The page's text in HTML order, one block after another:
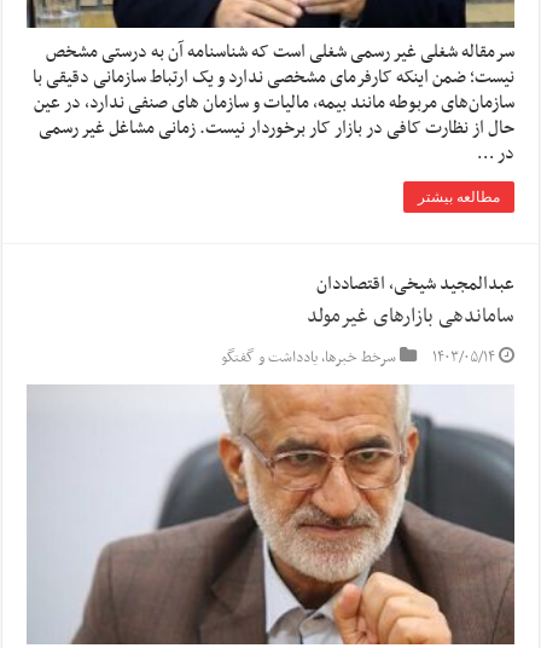
سرمقاله شغلی غیر رسمی شغلی است که شناسنامه آن به درستی مشخص
نیست؛ ضمن اینکه کارفرمای مشخصی ندارد و یک ارتباط سازمانی دقیقی با
سازمان‌های مربوطه مانند بیمه، مالیات و سازمان های صنفی ندارد، در عین
حال از نظارت کافی در بازار کار برخوردار نیست. زمانی مشاغل غیر رسمی
در …
مطالعه بیشتر
عبدالمجید شیخی، اقتصاددان
ساماندهی بازارهای غیرمولد
۱۴۰۳/۰۵/۱۴ سرخط خبرها,یادداشت و گفتگو